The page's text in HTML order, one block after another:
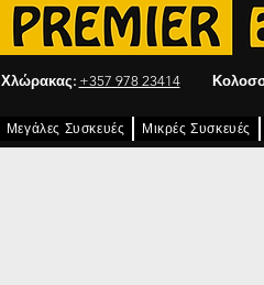
Χλώρακας: +357 978 23414
Μεγάλες Συσκευές Μικρές Συσκευές